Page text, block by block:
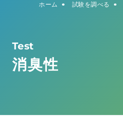
試験を調べる
QTECについて
ホーム 試験を調べる
Test
消臭性